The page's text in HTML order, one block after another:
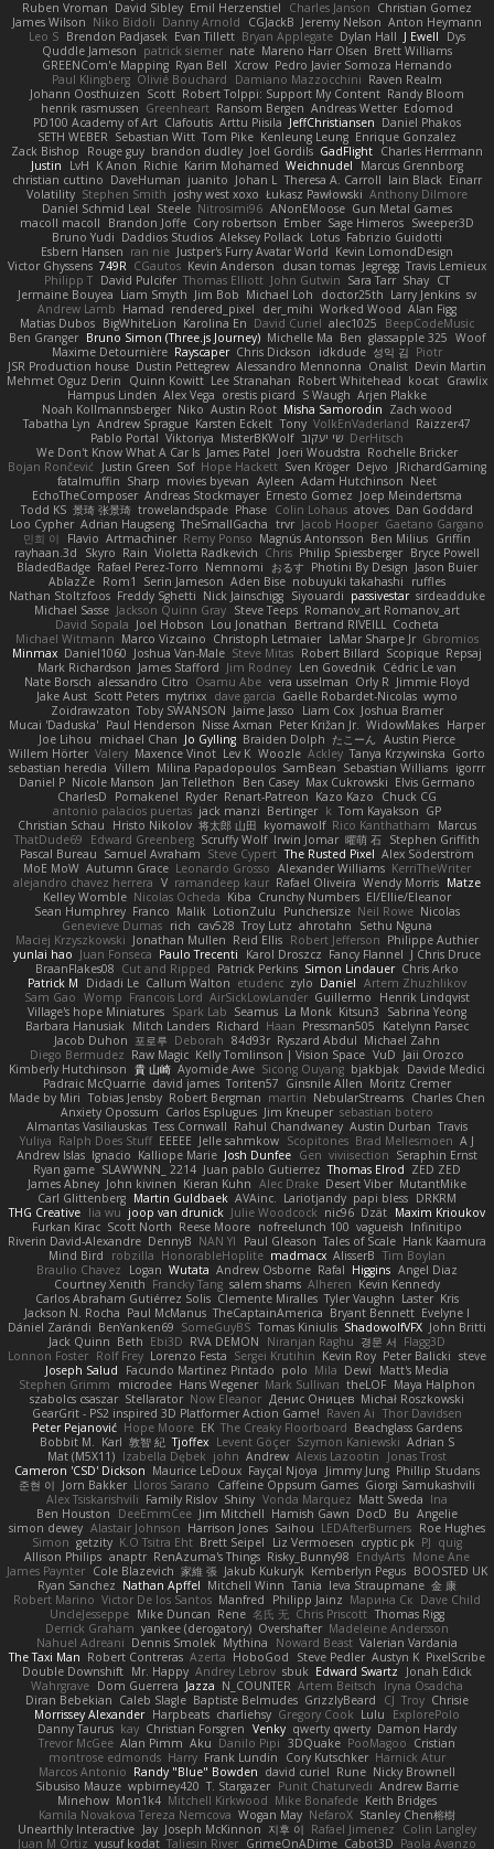
Ruben Vroman David Sibley Emil Herzenstiel Charles Janson Christian Gomez
James Wilson Niko Bidoli Danny Arnold CGJackB Jeremy Nelson Anton Heymann
Leo S Brendon Padjasek Evan Tillett Bryan Applegate Dylan Hall J Ewell
Dys
Quddle Jameson patrick siemer nate Mareno Harr Olsen Brett Williams
GREENCom'e Mapping Ryan Bell Xcrow Pedro Javier Somoza Hernando
Paul Klingberg Olivié Bouchard Damiano Mazzocchini Raven Realm
Johann Oosthuizen Scott Robert Tolppi: Support My Content Randy Bloom
henrik rasmussen Greenheart Ransom Bergen Andreas Wetter Edomod
PD100 Academy of Art Clafoutis Arttu Piisila JeffChristiansen Daniel Phakos
SETH WEBER Sebastian Witt Tom Pike Kenleung Leung Enrique Gonzalez
Zack Bishop
Rouge guy brandon dudley Joel Gordils GadFlight Charles Herrmann
Justin
LvH K Anon Richie Karim Mohamed Weichnudel
Marcus Grennborg
christian cuttino DaveHuman juanito Johan L Theresa A. Carroll Iain Black Einarr
Volatility Stephen Smith joshy west xoxo Łukasz Pawłowski Anthony Dilmore
Daniel Schmid Leal Steele Nitrosimi96 ANonEMoose Gun Metal Games
macoll macoll
Brandon Joffe Cory robertson Ember Sage Himeros Sweeper3D
Bruno Yudi Daddios Studios Aleksey Pollack Lotus Fabrizio Guidotti
Esbern Hansen ran nie Justper's Furry Avatar World Kevin LomondDesign
Victor Ghyssens 749R CGautos Kevin Anderson dusan tomas Jegregg Travis Lemieux
Philipp T David Pulcifer Thomas Elliott John Gutwin Sara Tarr Shay CT
Jermaine Bouyea Liam Smyth Jim Bob Michael Loh doctor25th Larry Jenkins sv
Andrew Lamb Hamad rendered_pixel der_mihi Worked Wood Alan Figg
Matias Dubos BigWhiteLion Karolina En David Curiel alec1025
BeepCodeMusic
Ben Granger Bruno Simon (Three.js Journey) Michelle Ma Ben glassapple 325 Woof
Maxime Detournière Rayscaper Chris Dickson idkdude 성익 김 Piotr
JSR Production house Dustin Pettegrew Alessandro Mennonna Onalist Devin Martin
Mehmet Oguz Derin
Quinn Kowitt Lee Stranahan Robert Whitehead kocat Grawlix
Hampus Linden Alex Vega orestis picard S Waugh Arjen Plakke
Noah Kollmannsberger Niko Austin Root Misha Samorodin Zach wood
Tabatha Lyn Andrew Sprague Karsten Eckelt Tony VolkEnVaderland Raizzer47
Pablo Portal Viktoriya MisterBKWolf שי יעקוב DerHitsch
We Don't Know What A Car Is James Patel Joeri Woudstra Rochelle Bricker
Bojan Rončević
Justin Green Sof Hope Hackett Sven Kröger Dejvo
JRichardGaming
fatalmuffin Sharp movies byevan Ayleen Adam Hutchinson Neet
EchoTheComposer Andreas Stockmayer Ernesto Gomez Joep Meindertsma
Todd KS 景琦 张景琦 trowelandspade Phase Colin Lohaus atoves Dan Goddard
Loo Cypher Adrian Haugseng TheSmallGacha trvr Jacob Hooper Gaetano Gargano
민희 이
Flavio Artmachiner Remy Ponso Magnús Antonsson Ben Milius Griffin
rayhaan.3d
Skyro Rain Violetta Radkevich Chris Philip Spiessberger Bryce Powell
BladedBadge Rafael Perez-Torro Nemnomi おるす Photini By Design Jason Buier
AblazZe Rom1 Serin Jameson Aden Bise nobuyuki takahashi
ruffles
Nathan Stoltzfoos Freddy Sghetti Nick Jainschigg Siyouardi passivestar sirdeadduke
Michael Sasse Jackson Quinn Gray Steve Teeps Romanov_art Romanov_art
David Sopala Joel Hobson Lou Jonathan Bertrand RIVEILL
Cocheta
Michael Witmann Marco Vizcaino Christoph Letmaier LaMar Sharpe Jr Gbromios
Minmax Daniel1060 Joshua Van-Male Steve Mitas Robert Billard Scopique Repsaj
Mark Richardson James Stafford Jim Rodney Len Govednik Cédric Le van
Nate Borsch alessandro Citro Osamu Abe vera usselman Orly R Jimmie Floyd
Jake Aust Scott Peters mytrixx dave garcia Gaëlle Robardet-Nicolas wymo
Zoidrawzaton Toby SWANSON Jaime Jasso Liam Cox Joshua Bramer
Mucai 'Daduska' Paul Henderson Nisse Axman Peter Križan Jr. WidowMakes Harper
Joe Lihou
michael Chan Jo Gylling Braiden Dolph たこーん
Austin Pierce
Willem Hörter Valery Maxence Vinot Lev K Woozle Ackley Tanya Krzywinska Gorto
sebastian heredia Villem Milina Papadopoulos SamBean Sebastian Williams igorrr
Daniel P Nicole Manson Jan Tellethon Ben Casey Max Cukrowski Elvis Germano
CharlesD
Pomakenel Ryder Renart-Patreon Kazo Kazo
Chuck CG
antonio palacios puertas jack manzi Bertinger k Tom Kayakson GP
Christian Schau
Hristo Nikolov 将太郎 山田 kyomawolf Rico Kanthatham
Marcus
ThatDude69
Edward Greenberg Scruffy Wolf Irwin Jomar 曜萌 石 Stephen Griffith
Pascal Bureau Samuel Avraham Steve Cypert The Rusted Pixel Alex Söderström
MoE MoW Autumn Grace Leonardo Grosso Alexander Williams KerriTheWriter
alejandro chavez herrera V ramandeep kaur Rafael Oliveira Wendy Morris Matze
Kelley Womble Nicolas Ocheda Kiba Crunchy Numbers El/Ellie/Eleanor
Sean Humphrey Franco Malik LotionZulu Punchersize Neil Rowe Nicolas
Genevieve Dumas rich cav528 Troy Lutz ahrotahn
Sethu Nguna
Maciej Krzyszkowski Jonathan Mullen Reid Ellis Robert Jefferson Philippe Authier
yunlai hao Juan Fonseca Paulo Trecenti Karol Droszcz Fancy Flannel J Chris Druce
BraanFlakes08 Cut and Ripped Patrick Perkins Simon Lindauer Chris Arko
Patrick M
Didadi Le Callum Walton etudenc zylo Daniel Artem Zhuzhlikov
Sam Gao Womp Francois Lord AirSickLowLander Guillermo
Henrik Lindqvist
Village's hope Miniatures Spark Lab Seamus La Monk Kitsun3
Sabrina Yeong
Barbara Hanusiak
Mitch Landers Richard Haan Pressman505
Katelynn Parsec
Jacob Duhon 포로루 Deborah 84d93r Ryszard Abdul Michael Zahn
Diego Bermudez Raw Magic Kelly Tomlinson | Vision Space VuD Jaii Orozco
Kimberly Hutchinson 貴 山崎 Ayomide Awe Sicong Ouyang bjakbjak
Davide Medici
Padraic McQuarrie david james Toriten57 Ginsnile Allen Moritz Cremer
Made by Miri Tobias Jensby Robert Bergman martin NebularStreams Charles Chen
Anxiety Opossum Carlos Esplugues Jim Kneuper sebastian botero
Almantas Vasiliauskas Tess Cornwall Rahul Chandwaney Austin Durban Travis
Yuliya Ralph Does Stuff EEEEE Jelle sahmkow Scopitones Brad Mellesmoen A J
Andrew Islas Ignacio Kalliope Marie Josh Dunfee Gen viviisection Seraphin Ernst
Ryan game SLAWWNN_ 2214 Juan pablo Gutierrez Thomas Elrod ZED ZED
James Abney John kivinen Kieran Kuhn Alec Drake Desert Viber MutantMike
Carl Glittenberg Martin Guldbaek AVAinc. Lariotjandy papi bless DRKRM
THG Creative lia wu joop van drunick Julie Woodcock nic96 Dzät Maxim Krioukov
Furkan Kirac Scott North Reese Moore nofreelunch 100 vagueish Infinitipo
Riverin David-Alexandre DennyB NAN YI Paul Gleason Tales of Scale Hank Kaamura
Mind Bird
robzilla HonorableHoplite madmacx AlisserB Tim Boylan
Braulio Chavez
Logan Wutata Andrew Osborne Rafal Higgins Angel Diaz
Courtney Xenith Francky Tang salem shams Alheren Kevin Kennedy
Carlos Abraham Gutiérrez Solis Clemente Miralles Tyler Vaughn Laster Kris
Jackson N. Rocha Paul McManus TheCaptainAmerica Bryant Bennett Evelyne I
Dániel Zarándi BenYanken69 SomeGuyBS Tomas Kiniulis ShadowolfVFX John Britti
Jack Quinn Beth Ebi3D RVA DEMON Niranjan Raghu 경문 서 Flagg3D
Lonnon Foster Rolf Frey Lorenzo Festa Sergei Krutihin Kevin Roy Peter Balicki steve
Joseph Salud
Facundo Martinez Pintado polo Mila Dewi
Matt's Media
Stephen Grimm
microdee Hans Wegener Mark Sullivan theLOF Maya Halphon
szabolcs csaszar Stellarator Now Eleanor Денис Оницев Michał Roszkowski
GearGrit - PS2 inspired 3D Platformer Action Game! Raven Ai Thor Davidsen
Peter Pejanović Hope Moore EK The Creaky Floorboard Beachglass Gardens
Bobbit M.
Karl 敦智 紀 Tjoffex Levent Göçer Szymon Kaniewski Adrian S
Mat (M5X11) Izabella Dębek john Andrew Alexis Lazootin
Jonas Trost
Cameron 'CSD' Dickson Maurice LeDoux Fayçal Njoya Jimmy Jung Phillip Studans
준현 이 Jorn Bakker Lloros Sarano Caffeine Oppsum Games Giorgi Samukashvili
Alex Tsiskarishvili Family Rislov Shiny Vonda Marquez Matt Sweda Ina
Ben Houston
DeeEmmCee Jim Mitchell Hamish Gawn DocD Bu Angelie
simon dewey Alastair Johnson Harrison Jones Saihou LEDAfterBurners Roe Hughes
Simon getzity K.O Tsitra Eht Brett Seipel Liz Vermoesen cryptic pk PJ quig
Allison Philips anaptr RenAzuma's Things Risky_Bunny98 EndyArts Mone Ane
James Paynter Cole Blazevich 家維 張 Jakub Kukuryk Kemberlyn Pegus BOOSTED UK
Ryan Sanchez Nathan Apffel Mitchell Winn Tania Ieva Straupmane 金 康
Robert Marino Victor De los Santos Manfred Philipp Jainz Марина Ск Dave Child
UncleJesseppe Mike Duncan Rene 名氏 无 Chris Priscott Thomas Rigg
Derrick Graham yankee (derogatory) Overshafter Madeleine Andersson
Nahuel Adreani Dennis Smolek Mythina Noward Beast Valerian Vardania
The Taxi Man Robert Contreras Azerta HoboGod Steve Pedler Austyn K PixelScribe
Double Downshift Mr. Happy Andrey Lebrov sbuk Edward Swartz
Jonah Edick
Wahrgrave Dom Guerrera Jazza N_COUNTER Artem Beitsch
Iryna Osadcha
Diran Bebekian Caleb Slagle Baptiste Belmudes GrizzlyBeard CJ Troy Chrisie
Morrissey Alexander Harpbeats charliehsy Gregory Cook Lulu
ExplorePolo
Danny Taurus kay Christian Forsgren Venky qwerty qwerty Damon Hardy
Trevor McGee Alan Pimm Aku Danilo Pipi 3DQuake PooMagoo Cristian
montrose edmonds Harry Frank Lundin Cory Kutschker Harnick Atur
Marcos Antonio Randy "Blue" Bowden david curiel Rune Nicky Brownell
Sibusiso Mauze wpbirney420 T. Stargazer Punit Chaturvedi Andrew Barrie
Minehow Mon1k4 Mitchell Kirkwood Mike Bonafede Keith Bridges
Kamila Novakova Tereza Nemcova Wogan May NefaroX Stanley Chen榕樹
Unearthly Interactive Jay Joseph McKinnon 지후 이 Rafael Jimenez
Colin Langley
Juan M Ortiz yusuf kodat Taliesin River GrimeOnADime Cabot3D Paola Avanzo